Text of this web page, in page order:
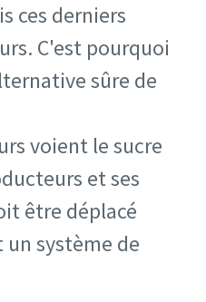
ces derniers
C'est pourquoi
sûre de
voient le sucre
et ses
être déplacé
système de